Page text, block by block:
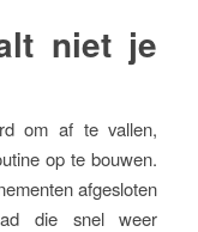
niet je
om af te vallen,
op te bouwen.
afgesloten
die snel weer